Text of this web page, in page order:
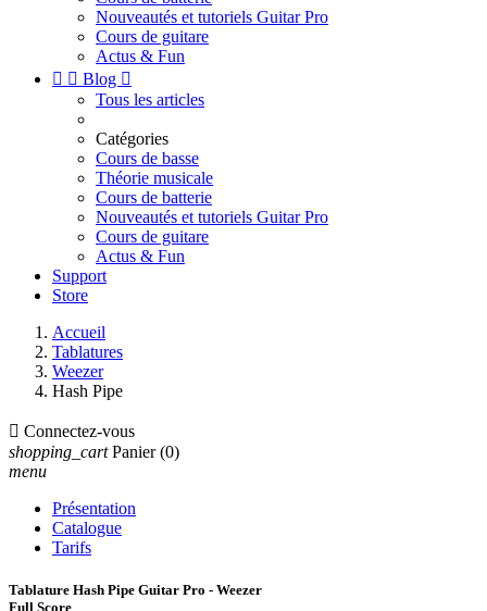
Nouveautés et tutoriels Guitar Pro
Cours de guitare
Actus & Fun
  Blog 
Tous les articles
Catégories
Cours de basse
Théorie musicale
Cours de batterie
Nouveautés et tutoriels Guitar Pro
Cours de guitare
Actus & Fun
Support
Store
Accueil
Tablatures
Weezer
Hash Pipe
 Connectez-vous
shopping_cart Panier (0)
menu
Présentation
Catalogue
Tarifs
Tablature Hash Pipe Guitar Pro - Weezer
Full Score